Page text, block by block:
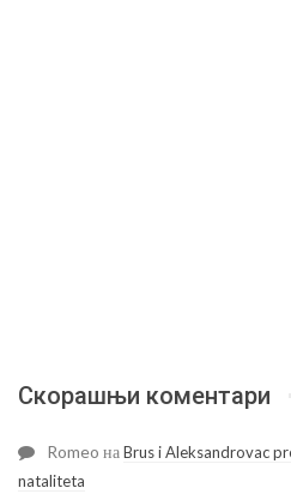
Скорашњи коментари
Romeo наBrus i Aleksandrovac
nataliteta